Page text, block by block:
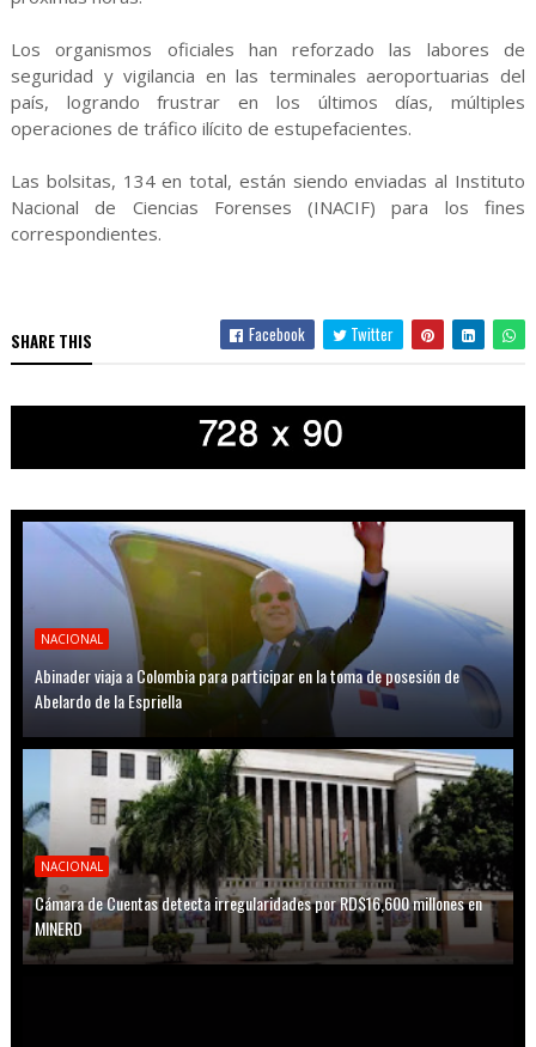
Los organismos oficiales han reforzado las labores de
seguridad y vigilancia en las terminales aeroportuarias del
país, logrando frustrar en los últimos días, múltiples
operaciones de tráfico ilícito de estupefacientes.
Las bolsitas, 134 en total, están siendo enviadas al Instituto
Nacional de Ciencias Forenses (INACIF) para los fines
correspondientes.
SHARE THIS Facebook Twitter
NACIONAL
Abinader viaja a Colombia para participar en la toma de posesión de
Abelardo de la Espriella
NACIONAL
Cámara de Cuentas detecta irregularidades por RD$16,600 millones en
MINERD